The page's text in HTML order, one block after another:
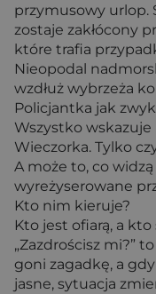
przymusowy urlop.
zostaje zakłócony
które trafia
Nieopodal
wzdłuż wybrzeża
Policjantka jak
Wszystko
Wieczorka. Tylko
A może to, co
wyreżyserowane
Kto nim kieruje?
Kto jest ofiarą, a kto
„Zazdrościsz mi?”
goni zagadkę, a
jasne, sytuacja